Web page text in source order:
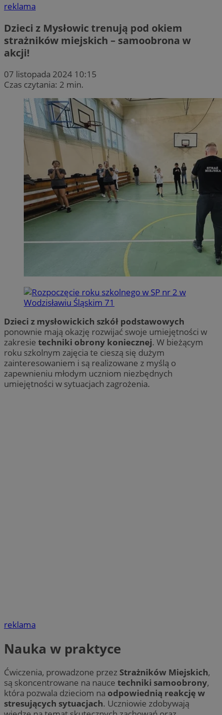
reklama
Dzieci z Mysłowic trenują pod okiem
strażników miejskich – samoobrona w
akcji!
07 listopada 2024 10:15
Czas czytania: 2 min.
Dzieci z mysłowickich szkół podstawowych
ponownie mają okazję rozwijać swoje umiejętności w
zakresie techniki obrony koniecznej. W bieżącym
roku szkolnym zajęcia te cieszą się dużym
zainteresowaniem i są realizowane z myślą o
zapewnieniu młodym uczniom niezbędnych
umiejętności w sytuacjach zagrożenia.
reklama
Nauka w praktyce
Ćwiczenia, prowadzone przez Strażników Miejskich,
są skoncentrowane na nauce techniki samoobrony,
która pozwala dzieciom na odpowiednią reakcję w
stresujących sytuacjach. Uczniowie zdobywają